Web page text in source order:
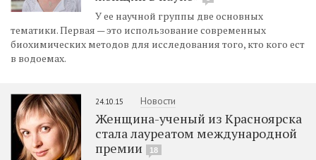
У ее научной группы две основных
тематики. Первая — это использование современных
биохимических методов для исследования того, кто кого ест
в водоемах.
24.10.15 Новости
Женщина-ученый из Красноярска
стала лауреатом международной
премии
18